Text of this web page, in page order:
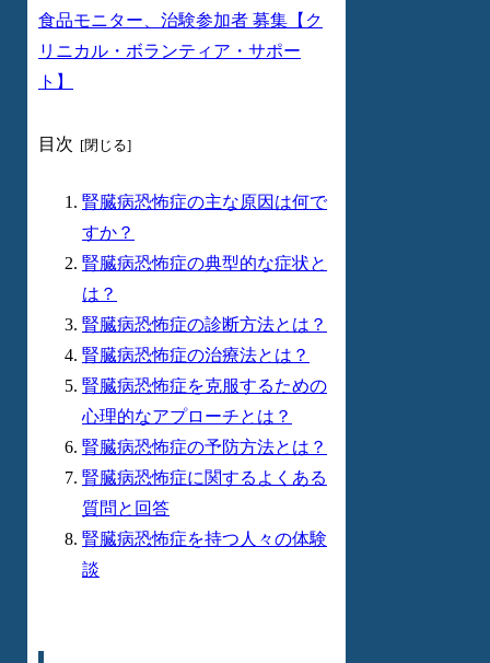
食品モニター、治験参加者 募集【ク
リニカル・ボランティア・サポー
ト】
目次
腎臓病恐怖症の主な原因は何で
すか？
腎臓病恐怖症の典型的な症状と
は？
腎臓病恐怖症の診断方法とは？
腎臓病恐怖症の治療法とは？
腎臓病恐怖症を克服するための
心理的なアプローチとは？
腎臓病恐怖症の予防方法とは？
腎臓病恐怖症に関するよくある
質問と回答
腎臓病恐怖症を持つ人々の体験
談